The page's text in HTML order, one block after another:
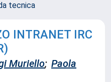
tecnica
INTRANET IRC
Muriello; Paola